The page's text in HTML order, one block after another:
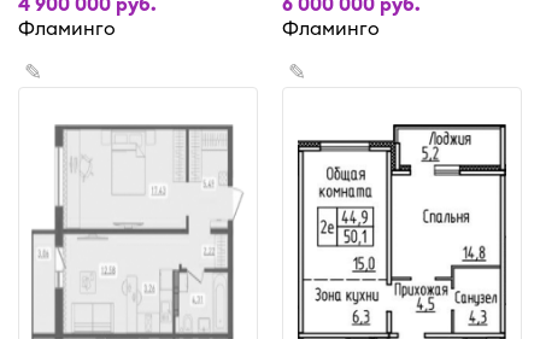
Фламинго
Фламинго
✎ ✎